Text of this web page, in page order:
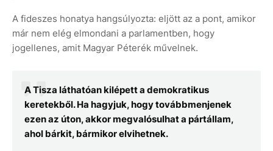
A fideszes honatya hangsúlyozta: eljött az a pont, amikor
már nem elég elmondani a parlamentben, hogy
jogellenes, amit Magyar Péterék művelnek.
A Tisza láthatóan kilépett a demokratikus
keretekből. Ha hagyjuk, hogy továbbmenjenek
ezen az úton, akkor megvalósulhat a pártállam,
ahol bárkit, bármikor elvihetnek.